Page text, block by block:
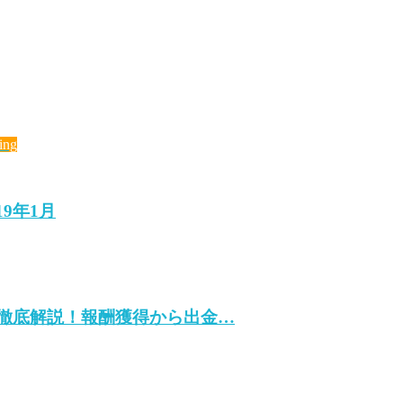
年1月
底解説！報酬獲得から出金…